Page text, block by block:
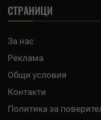
СТРАНИЦИ
За нас
Реклама
Общи условия
Контакти
Политика за